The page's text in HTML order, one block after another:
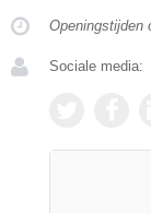
Openingstijden
Sociale media: